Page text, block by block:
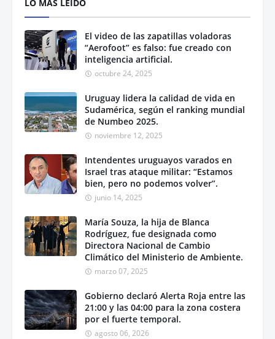
LO MÁS LEÍDO
El video de las zapatillas voladoras
“Aerofoot” es falso: fue creado con
inteligencia artificial.
octubre 24, 2025
Uruguay lidera la calidad de vida en
Sudamérica, según el ranking mundial
de Numbeo 2025.
noviembre 12, 2025
Intendentes uruguayos varados en
Israel tras ataque militar: “Estamos
bien, pero no podemos volver”.
junio 14, 2025
María Souza, la hija de Blanca
Rodríguez, fue designada como
Directora Nacional de Cambio
Climático del Ministerio de Ambiente.
marzo 07, 2025
Gobierno declaró Alerta Roja entre las
21:00 y las 04:00 para la zona costera
por el fuerte temporal.
agosto 06, 2026